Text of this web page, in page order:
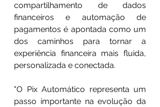
compartilhamento de dados
financeiros e automação de
pagamentos é apontada como um
dos caminhos para tornar a
experiência financeira mais fluida,
personalizada e conectada.
"O Pix Automático representa um
passo importante na evolução da